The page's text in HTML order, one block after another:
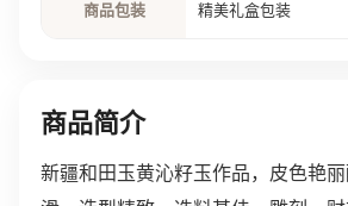
商品包装 精美礼盒包装
商品简介
新疆和田玉黄沁籽玉作品，皮色艳